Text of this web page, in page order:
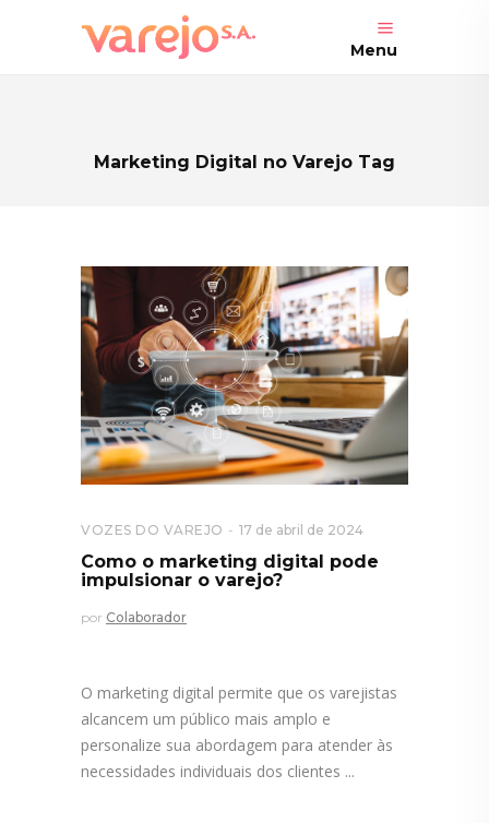
Menu
Marketing Digital no Varejo Tag
VOZES DO VAREJO 17 de abril de 2024
Como o marketing digital pode
impulsionar o varejo?
por Colaborador
O marketing digital permite que os varejistas
alcancem um público mais amplo e
personalize sua abordagem para atender às
necessidades individuais dos clientes